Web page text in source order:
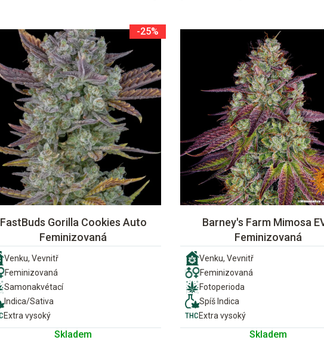
-25%
FastBuds Gorilla Cookies Auto
Feminizovaná
Venku, Vevnitř
Feminizovaná
Samonakvétací
Indica/Sativa
Extra vysoký
Skladem
Barney's Farm Mimosa
Feminizovaná
Venku, Vevnitř
Feminizovaná
Fotoperioda
Spíš Indica
Extra vysoký
Skladem